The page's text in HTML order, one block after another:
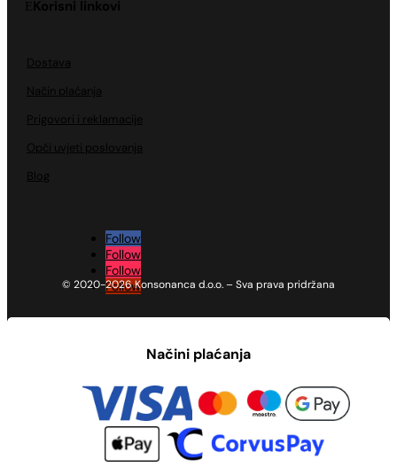
Korisni linkovi
Dostava
Način plaćanja
Prigovori i reklamacije
Opći uvjeti poslovanja
Blog
Follow
Follow
Follow
Follow
© 2020-2026 Konsonanca d.o.o. – Sva prava pridržana
Načini plaćanja